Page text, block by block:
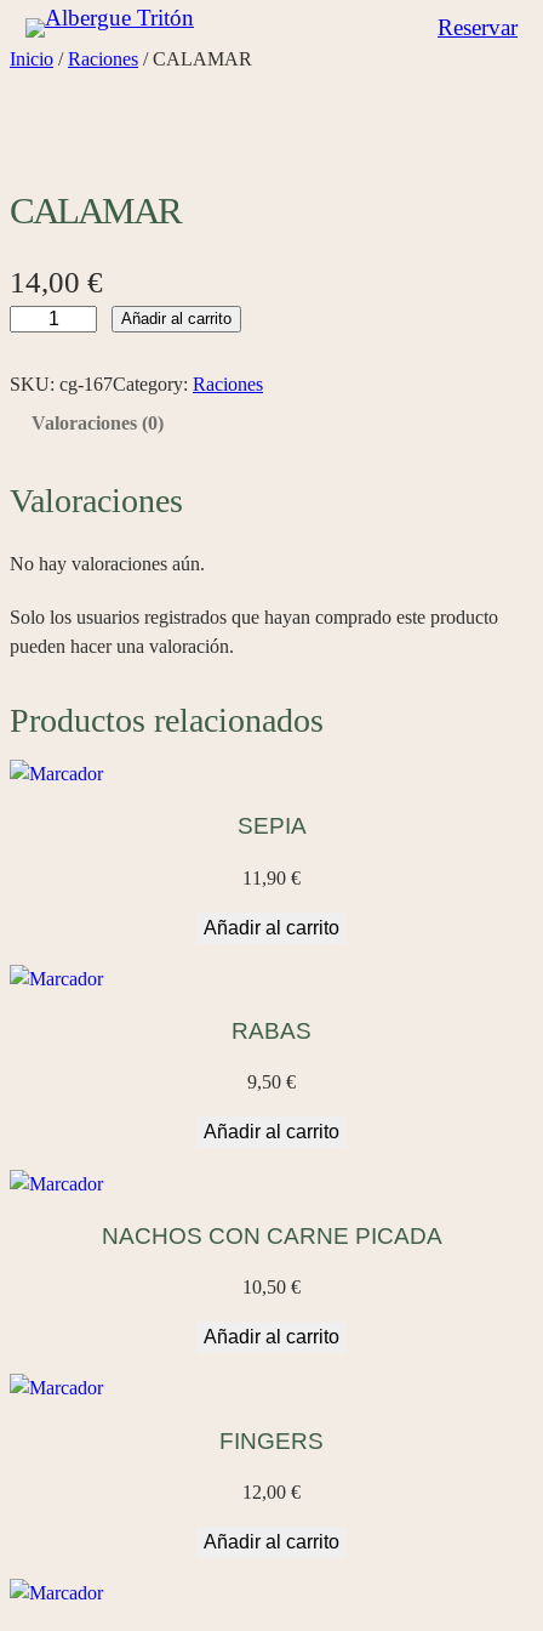
Saltar
al
Reservar
Inicio /Raciones / CALAMAR
CALAMAR
14,00 €
L
R
t
i
d
Añadir al carrito
SKU: cg-167Category: Raciones
Valoraciones (0)
Valoraciones
No hay valoraciones aún.
Solo los usuarios registrados que hayan comprado este producto
pueden hacer una valoración.
Productos relacionados
SEPIA
11,90 €
Añadir al carrito
RABAS
9,50 €
Añadir al carrito
NACHOS CON CARNE PICADA
10,50 €
Añadir al carrito
FINGERS
12,00 €
Añadir al carrito